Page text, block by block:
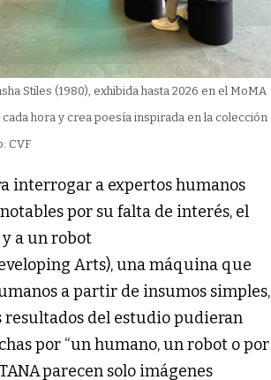
Stiles (1980), exhibida hasta 2026 en el MoMA
hora y crea poesía inspirada en la colección
CVF
interrogar a expertos humanos
por su falta de interés, el
a un robot
Arts), una máquina que
a partir de insumos simples,
resultados del estudio pudieran
por “un humano, un robot o por
parecen solo imágenes